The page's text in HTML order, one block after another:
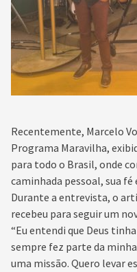
Recentemente, Marcelo
Programa Maravilha,
para todo o Brasil, onde
caminhada pessoal, sua fé
Durante a entrevista, o
recebeu para seguir um
“Eu entendi que Deus
sempre fez parte da
uma missão. Quero levar